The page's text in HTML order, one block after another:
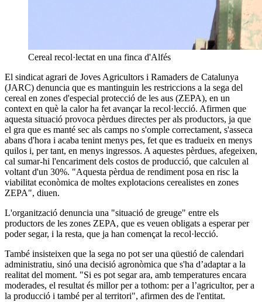
Cereal recol·lectat en una finca d'Alfés
El sindicat agrari de Joves Agricultors i Ramaders de Catalunya
(JARC) denuncia que es mantinguin les restriccions a la sega del
cereal en zones d'especial protecció de les aus (ZEPA), en un
context en què la calor ha fet avançar la recol·lecció. Afirmen que
aquesta situació provoca pèrdues directes per als productors, ja que
el gra que es manté sec als camps no s'omple correctament, s'asseca
abans d'hora i acaba tenint menys pes, fet que es tradueix en menys
quilos i, per tant, en menys ingressos. A aquestes pèrdues, afegeixen,
cal sumar-hi l'encariment dels costos de producció, que calculen al
voltant d'un 30%. "Aquesta pèrdua de rendiment posa en risc la
viabilitat econòmica de moltes explotacions cerealistes en zones
ZEPA", diuen.
L'organització denuncia una "situació de greuge" entre els
productors de les zones ZEPA, que es veuen obligats a esperar per
poder segar, i la resta, que ja han començat la recol·lecció.
També insisteixen que la sega no pot ser una qüestió de calendari
administratiu, sinó una decisió agronòmica que s'ha d’adaptar a la
realitat del moment. "Si es pot segar ara, amb temperatures encara
moderades, el resultat és millor per a tothom: per a l’agricultor, per a
la producció i també per al territori", afirmen des de l'entitat.